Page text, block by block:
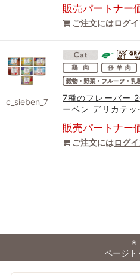
販売パートナー
ご注文にはログ
c_sieben_7
7種のフレーバー
ーベン デリカテッ
販売パートナー
ご注文にはログ
ページト